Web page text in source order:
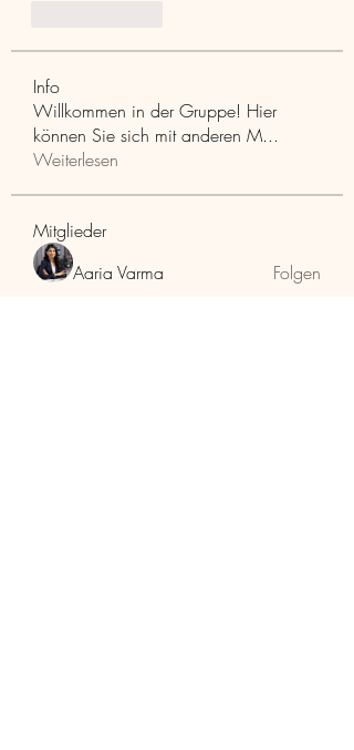
Info
Willkommen in der Gruppe! Hier
können Sie sich mit anderen M...
Weiterlesen
Mitglieder
Aaria Varma
Folgen